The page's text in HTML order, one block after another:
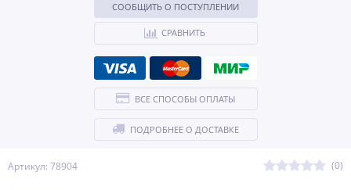
Артикул: 78904 (0)
СООБЩИТЬ О ПОСТУПЛЕНИИ
СРАВНИТЬ
ВСЕ СПОСОБЫ ОПЛАТЫ
ПОДРОБНЕЕ О ДОСТАВКЕ